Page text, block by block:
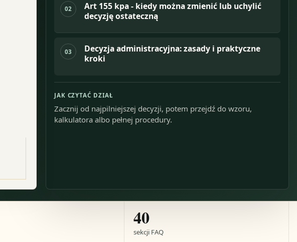
02
Art 155 kpa - kiedy można zmienić lub uchylić
decyzję ostateczną
03
Decyzja administracyjna: zasady i praktyczne
kroki
JAK CZYTAĆ DZIAŁ
Zacznij od najpilniejszej decyzji, potem przejdź do wzoru,
kalkulatora albo pełnej procedury.
40
sekcji FAQ